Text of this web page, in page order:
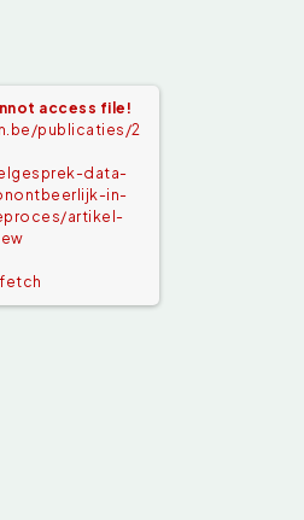
access file!
publicaties/2
data-
in-
artikel-